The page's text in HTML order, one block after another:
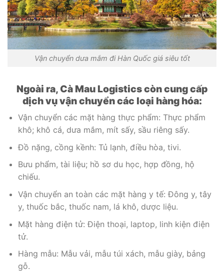
Vận chuyển dưa mắm đi Hàn Quốc giá siêu tốt
Ngoài ra, Cà Mau Logistics còn cung cấp
dịch vụ vận chuyển các loại hàng hóa:
Vận chuyển các mặt hàng thực phẩm: Thực phẩm
khô; khô cá, dưa mắm, mít sấy, sầu riêng sấy.
Đồ nặng, cồng kềnh: Tủ lạnh, điều hòa, tivi.
Bưu phẩm, tài liệu; hồ sơ du học, hợp đồng, hộ
chiếu.
Vận chuyển an toàn các mặt hàng y tế: Đông y, tây
y, thuốc bắc, thuốc nam, lá khô, dược liệu.
Mặt hàng điện tử: Điện thoại, laptop, linh kiện điện
tử.
Hàng mẫu: Mẫu vải, mẫu túi xách, mẫu giày, bảng
gỗ.